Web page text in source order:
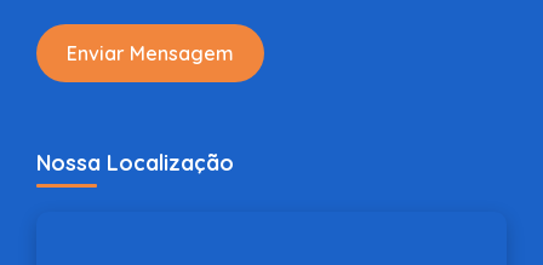
Enviar Mensagem
Nossa Localização